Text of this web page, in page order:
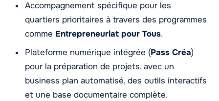
Accompagnement spécifique pour les
quartiers prioritaires à travers des programmes
comme Entrepreneuriat pour Tous.
Plateforme numérique intégrée (Pass Créa)
pour la préparation de projets, avec un
business plan automatisé, des outils interactifs
et une base documentaire complète.